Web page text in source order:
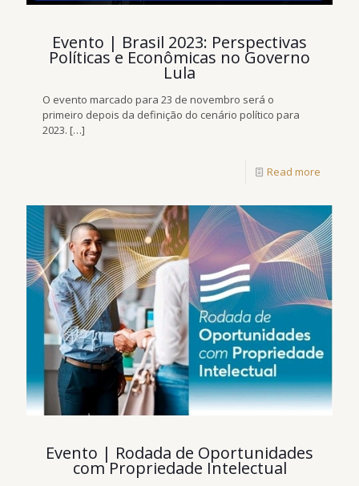
Evento | Brasil 2023: Perspectivas
Políticas e Econômicas no Governo
Lula
O evento marcado para 23 de novembro será o
primeiro depois da definição do cenário político para
2023. […]
Read more
Evento | Rodada de Oportunidades
com Propriedade Intelectual